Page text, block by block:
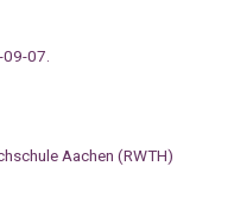
07.
Aachen (RWTH)